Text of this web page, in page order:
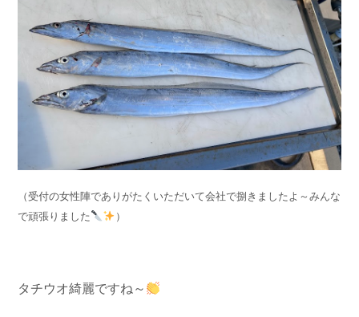
（受付の女性陣でありがたくいただいて会社で捌きましたよ～みんな
で頑張りました
）
タチウオ綺麗ですね～